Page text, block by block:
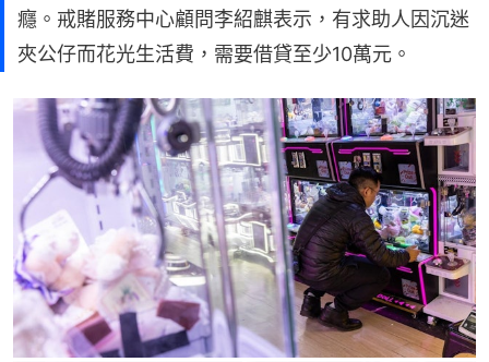
癮。戒賭服務中心顧問李紹麒表示，有求助人因沉迷
夾公仔而花光生活費，需要借貸至少10萬元。